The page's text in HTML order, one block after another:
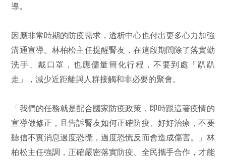
導。
因應非常時期的防疫需求，透析中心也付出更多心力加強
溝通宣導。林柏松主任提醒腎友，在這段期間除了落實勤
洗手、戴口罩，也應儘量簡化行程，不要到處「趴趴
走」，減少近距離與人群接觸和非必要的聚會。
「我們的任務就是配合國家防疫政策，即時跟這著疫情的
宣導做修正，且告訴腎友如何正確防疫、好好治療，不要
聽信不實消息過度恐慌，過度恐慌反而會造成傷害。」林
柏松主任強調，正確嚴密落實防疫、全民攜手合作，才能